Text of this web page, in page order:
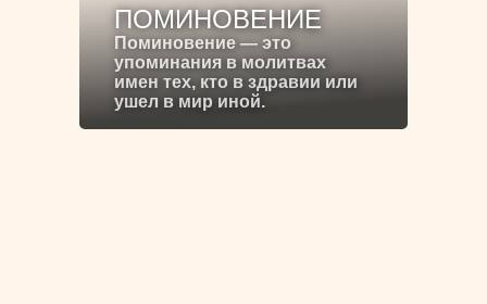
ПОМИНОВЕНИЕ
Поминовение — это
упоминания в молитвах
имен тех, кто в здравии или
ушел в мир иной.